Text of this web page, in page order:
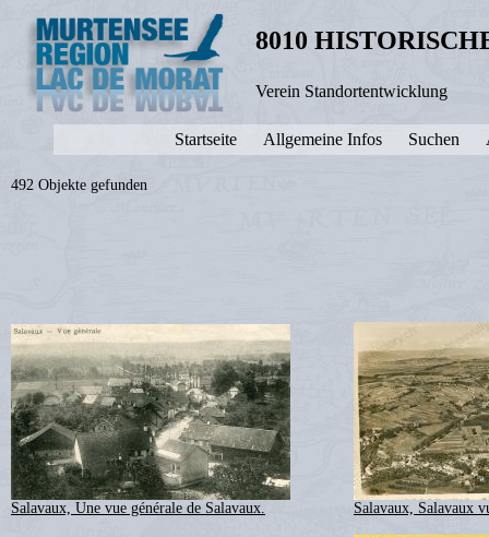
8010
Verein Standortentwicklung
Startseite Allgemeine Infos Suchen
492 Objekte gefunden
Salavaux, Une vue générale de Salavaux. Salavaux, Salavaux